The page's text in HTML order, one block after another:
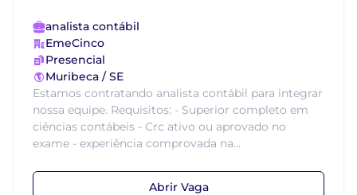
analista contábil
EmeCinco
Presencial
Muribeca / SE
Estamos contratando analista contábil para integrar
nossa equipe. Requisitos: - Superior completo em
ciências contábeis - Crc ativo ou aprovado no
exame - experiência comprovada na...
Abrir Vaga